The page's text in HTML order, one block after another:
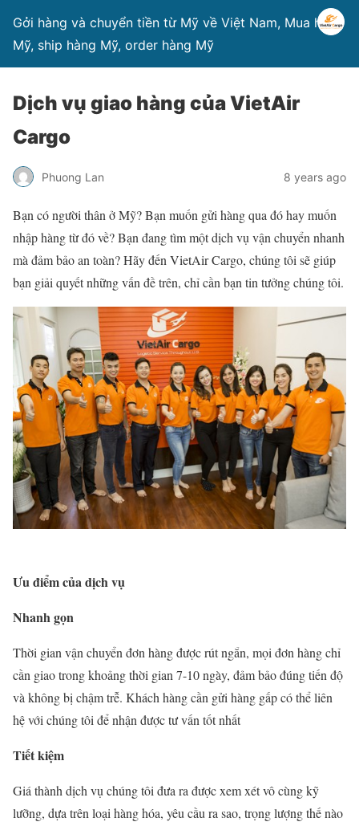
Gởi hàng và chuyển tiền từ Mỹ về Việt Nam, Mua hàng
Mỹ, ship hàng Mỹ, order hàng Mỹ
Dịch vụ giao hàng của VietAir
Cargo
Phuong Lan 8 years ago
Bạn có người thân ở Mỹ? Bạn muốn gửi hàng qua đó hay muốn
nhập hàng từ đó về? Bạn đang tìm một dịch vụ vận chuyển nhanh
mà đảm bảo an toàn? Hãy đến VietAir Cargo, chúng tôi sẽ giúp
bạn giải quyết những vấn đề trên, chỉ cần bạn tin tưởng chúng tôi.
Ưu điểm của dịch vụ
Nhanh gọn
Thời gian vận chuyển đơn hàng được rút ngắn, mọi đơn hàng chỉ
cần giao trong khoảng thời gian 7-10 ngày, đảm bảo đúng tiến độ
và không bị chậm trễ. Khách hàng cần gửi hàng gấp có thể liên
hệ với chúng tôi để nhận được tư vấn tốt nhất
Tiết kiệm
Giá thành dịch vụ chúng tôi đưa ra được xem xét vô cùng kỹ
lưỡng, dựa trên loại hàng hóa, yêu cầu ra sao, trọng lượng thế nào